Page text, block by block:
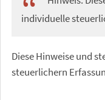
individuelle
Diese Hinweise und
steuerlichern